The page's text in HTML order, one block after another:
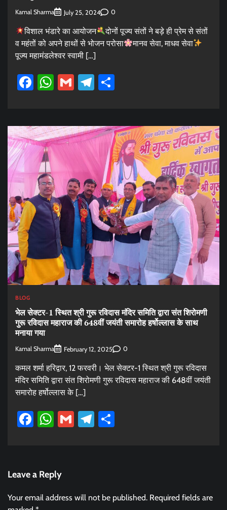
Kamal Sharma July 25, 2024 0
विशाल भंडारे का आयोजन
दोनों पूज्य संतों ने बड़े ही प्रेम से संतों
व महंतों को अपने हाथों से भोजन परोसा
मानव सेवा, माधव सेवा
पूज्य महामंडलेश्वर स्वामी […]
Facebook
WhatsApp
GmailTelegram
BLOG
भेल सेक्टर-1 स्थित श्री गुरू रविदास मंदिर समिति द्वारा संत शिरोमणी
गुरू रविदास महाराज की 648वीं जयंती समारोह हर्षोल्लास के साथ
मनाया गया
Kamal Sharma February 12, 2025 0
कमल शर्मा हरिद्वार, 12 फरवरी। भेल सेक्टर-1 स्थित श्री गुरू रविदास
मंदिर समिति द्वारा संत शिरोमणी गुरू रविदास महाराज की 648वीं जयंती
समारोह हर्षोल्लास के […]
Facebook
WhatsApp
GmailTelegram
Leave a Reply
Your email address will not be published. Required fields are